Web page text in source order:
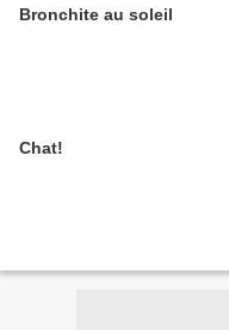
Bronchite au soleil
Chat!